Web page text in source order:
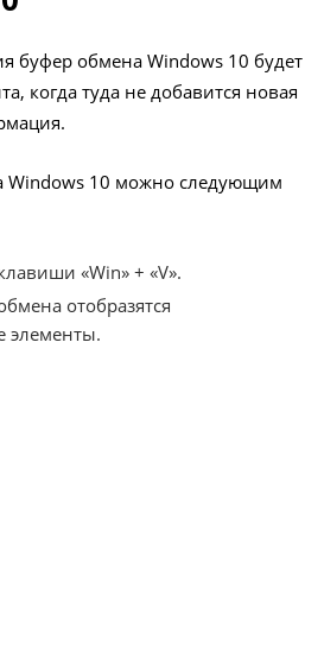
буфер обмена Windows 10 будет
когда туда не добавится новая
Windows 10 можно следующим
«Win» + «V».
отобразятся
элементы.